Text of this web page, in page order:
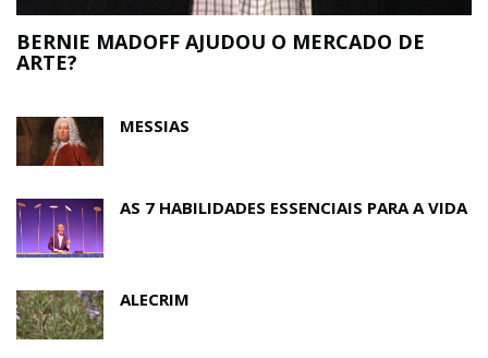
MESSIAS
AS 7 HABILIDADES ESSENCIAIS PARA A VIDA
ALECRIM